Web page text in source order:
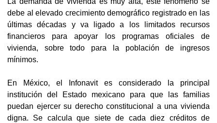
debe al elevado crecimiento demográfico registrado en las
últimas décadas y va ligado a los limitados recursos
financieros para apoyar los programas oficiales de
vivienda, sobre todo para la población de ingresos
mínimos.
En México, el Infonavit es considerado la principal
institución del Estado mexicano para que las familias
puedan ejercer su derecho constitucional a una vivienda
digna. Se calcula que siete de cada diez créditos de